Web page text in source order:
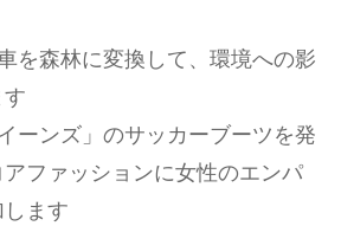
を森林に変換して、環境への影
ーンズ」のサッカーブーツを発
ファッションに女性のエンパ
ます